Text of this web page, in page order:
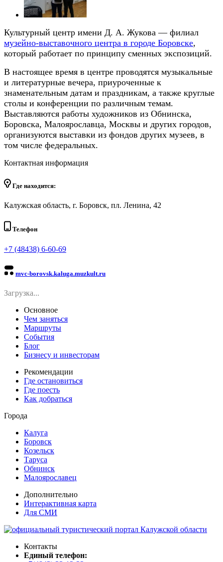
Культурный центр имени Д. А. Жукова — филиал
музейно-выставочного центра в городе Боровске,
который работает по принципу сменных экспозиций.
В настоящее время в центре проводятся музыкальные
и литературные вечера, приуроченные к
знаменательным датам и праздникам, а также круглые
столы и конференции по различным темам.
Выставляются работы художников из Обнинска,
Боровска, Малоярославца, Москвы и других городов,
организуются выставки из фондов других музеев, в
том числе федеральных.
Контактная информация
Где находится:
Калужская область, г. Боровск, пл. Ленина, 42
Телефон
+7 (48438) 6-60-69
mvc-borovsk.kaluga.muzkult.ru
Загрузка...
Основное
Чем заняться
Маршруты
События
Блог
Бизнесу и инвесторам
Рекомендации
Где остановиться
Где поесть
Как добраться
Города
Калуга
Боровск
Козельск
Таруса
Обнинск
Малоярославец
Дополнительно
Интерактивная карта
Для СМИ
Контакты
Единый телефон: